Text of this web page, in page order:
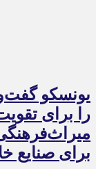
یونسکو
را برای
برای صنایع